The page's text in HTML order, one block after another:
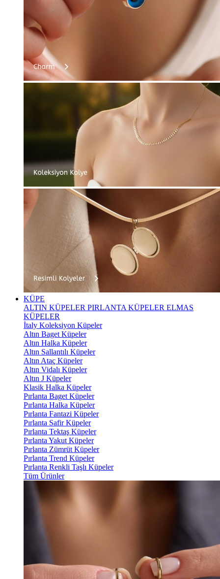
KÜPE
ALTIN KÜPELER PIRLANTA KÜPELER ELMAS
KÜPELER
İtaly Koleksiyon Küpeler
Altın Baget Küpeler
Altın Halka Küpeler
Altın Sallantılı Küpeler
Altın Ataç Küpeler
Altın Vidalı Küpeler
Altın J Küpeler
Klasik Halka Küpeler
Pırlanta Baget Küpeler
Pırlanta Halka Küpeler
Pırlanta Fantazi Küpeler
Pırlanta Safir Küpeler
Pırlanta Tektaş Küpeler
Pırlanta Yakut Küpeler
Pırlanta Zümrüt Küpeler
Pırlanta Trend Küpeler
Pırlanta Renkli Taşlı Küpeler
Tüm Ürünler